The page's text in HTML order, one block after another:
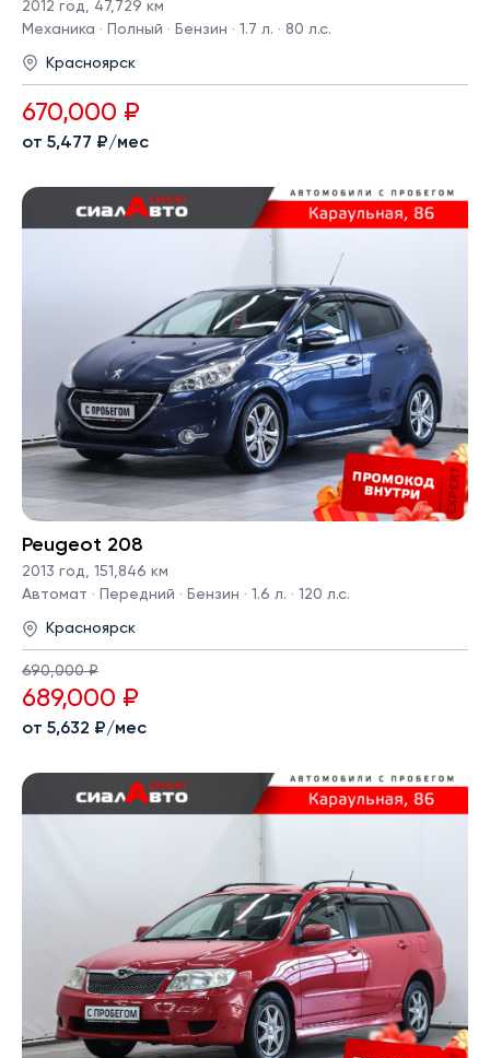
2012 год, 47,729 км
Механика · Полный · Бензин · 1.7 л. · 80 л.с.
Красноярск
670,000 ₽
от 5,477 ₽/мес
Peugeot 208
2013 год, 151,846 км
Автомат · Передний · Бензин · 1.6 л. · 120 л.с.
Красноярск
690,000 ₽
689,000 ₽
от 5,632 ₽/мес